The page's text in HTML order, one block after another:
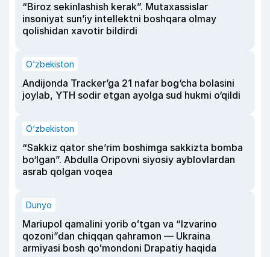
“Biroz sekinlashish kerak”. Mutaxassislar
insoniyat sun’iy intellektni boshqara olmay
qolishidan xavotir bildirdi
O‘zbekiston
Andijonda Tracker’ga 21 nafar bog‘cha bolasini
joylab, YTH sodir etgan ayolga sud hukmi o‘qildi
O‘zbekiston
“Sakkiz qator she’rim boshimga sakkizta bomba
bo‘lgan”. Abdulla Oripovni siyosiy ayblovlardan
asrab qolgan voqea
Dunyo
Mariupol qamalini yorib oʻtgan va “Izvarino
qozoni”dan chiqqan qahramon — Ukraina
armiyasi bosh qoʻmondoni Drapatiy haqida